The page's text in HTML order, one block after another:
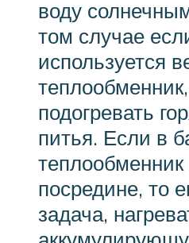
воду
том случае
используется
подогревать
питья. Если в
теплообменник
посредине, то
задача,